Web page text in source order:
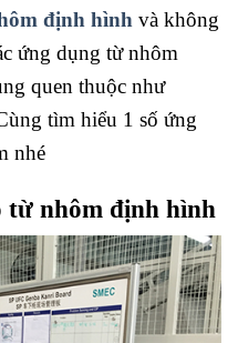
định hình và không
ứng dụng từ nhôm
quen thuộc như
tìm hiểu 1 số ứng
nhé
từ nhôm định hình